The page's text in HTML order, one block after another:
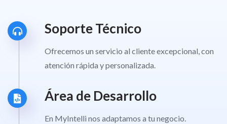
Soporte Técnico
Ofrecemos un servicio al cliente excepcional, con
atención rápida y personalizada.
Área de Desarrollo
En MyIntelli nos adaptamos a tu negocio.